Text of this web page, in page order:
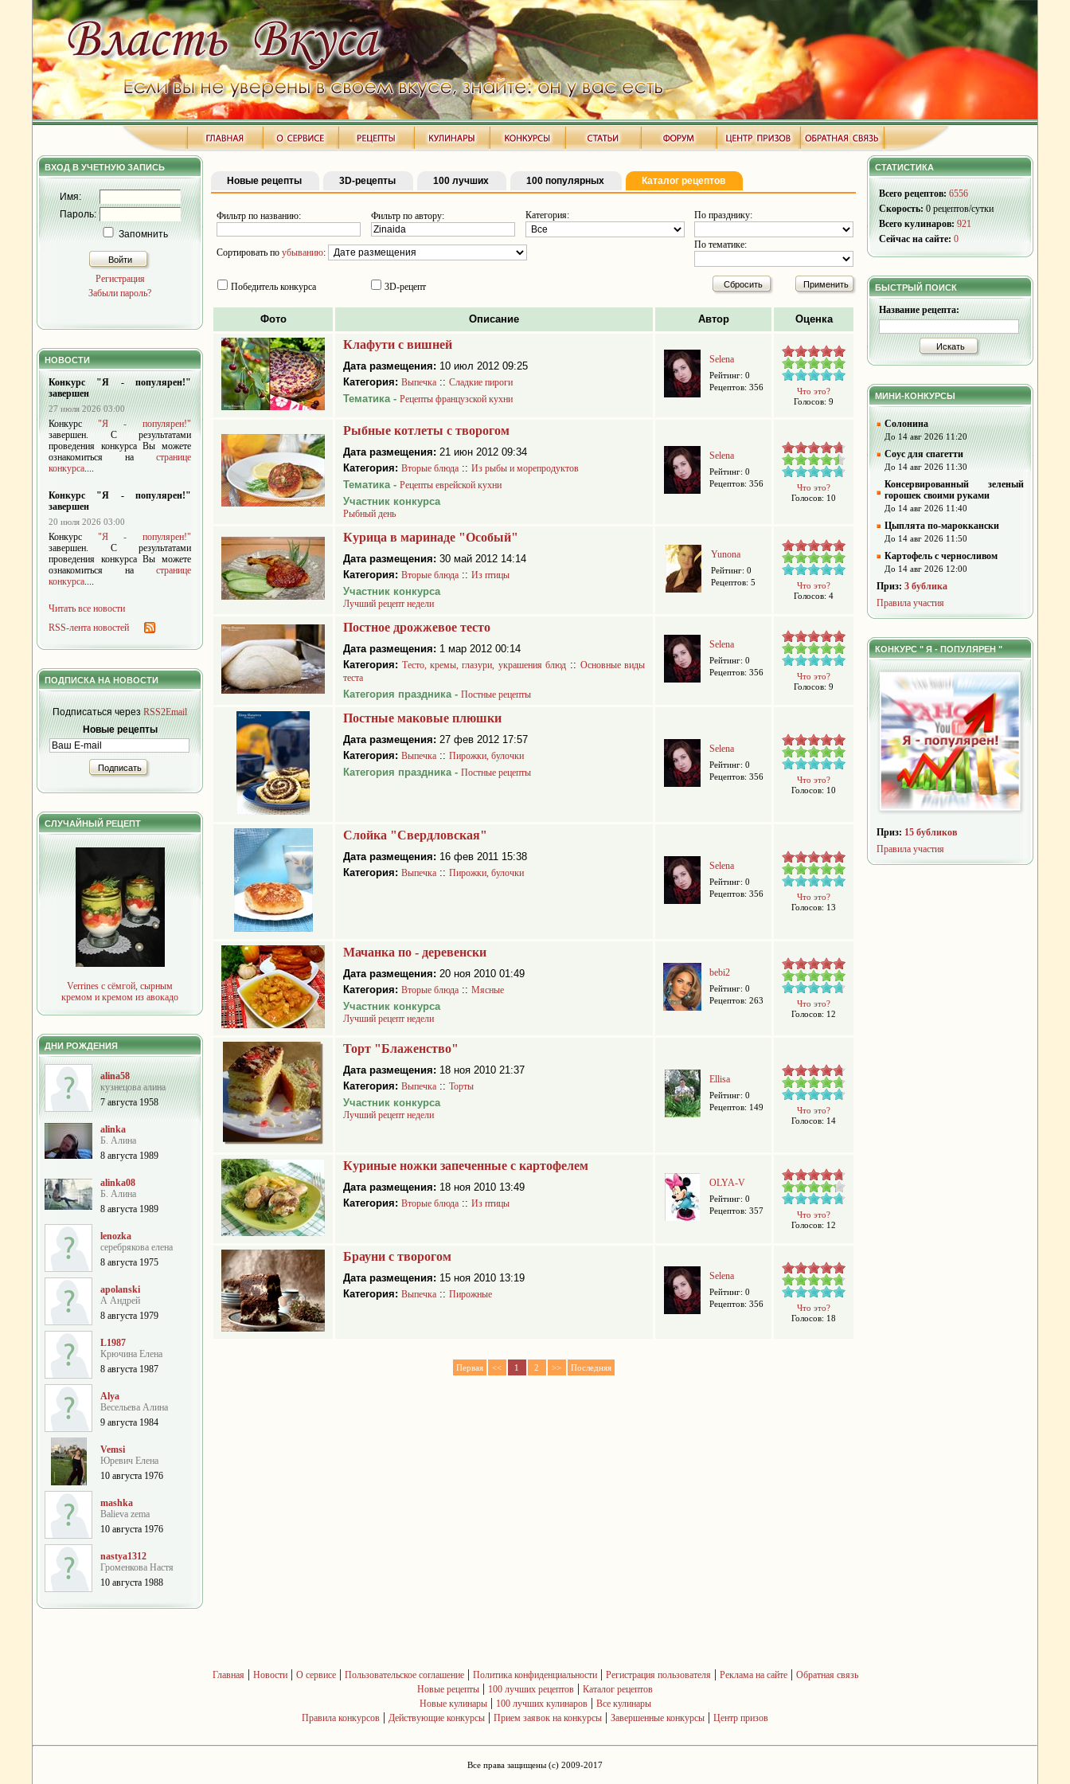
ВХОД В УЧЕТНУЮ ЗАПИСЬ
Имя:
Пароль:
Запомнить
Войти
Регистрация
Забыли пароль?
НОВОСТИ
Конкурс "Я - популярен!"
завершен
27 июля 2026 03:00
Конкурс"Я - популярен!"
завершен. С результатами
проведения конкурса Вы можете
ознакомиться на странице
конкурса....
Конкурс "Я - популярен!"
завершен
20 июля 2026 03:00
Конкурс "Я - популярен!"
завершен. С результатами
проведения конкурса Вы можете
ознакомиться на странице
конкурса....
Читать все новости
RSS-лента новостей
ПОДПИСКА НА НОВОСТИ
Подписаться черезRSS2Email
Новые рецепты
Подписать
СЛУЧАЙНЫЙ РЕЦЕПТ
Verrines с сёмгой, сырным
кремом и кремом из авокадо
ДНИ РОЖДЕНИЯ
alina58
кузнецова алина
7 августа 1958
alinka
Б. Алина
8 августа 1989
alinka08
Б. Алина
8 августа 1989
lenozka
серебрякова елена
8 августа 1975
apolanski
А Андрей
8 августа 1979
L1987
Крючина Елена
8 августа 1987
Alya
Весельева Алина
9 августа 1984
Vemsi
Юревич Елена
10 августа 1976
mashka
Balieva zema
10 августа 1976
nastya1312
Громенкова Настя
10 августа 1988
Новые рецепты 3D-рецепты 100 лучших 100 популярных Каталог рецептов
Фильтр по названию: Фильтр по автору: Категория: По празднику:
Сортировать по убыванию:
По тематике:
Победитель конкурса 3D-рецепт Сбросить Применить
Фото Описание Автор Оценка
Клафути с вишней
Дата размещения: 10 июл 2012 09:25
Категория: Выпечка :: Сладкие пироги
Тематика - Рецепты французской кухни
Selena
Рейтинг: 0
Рецептов: 356
Что это?
Голосов: 9
Рыбные котлеты с творогом
Дата размещения: 21 июн 2012 09:34
Категория: Вторые блюда :: Из рыбы и морепродуктов
Тематика - Рецепты еврейской кухни
Участник конкурса
Рыбный день
Selena
Рейтинг: 0
Рецептов: 356
Что это?
Голосов: 10
Курица в маринаде "Особый"
Дата размещения: 30 май 2012 14:14
Категория: Вторые блюда :: Из птицы
Участник конкурса
Лучший рецепт недели
Yunona
Рейтинг: 0
Рецептов: 5
Что это?
Голосов: 4
Постное дрожжевое тесто
Дата размещения: 1 мар 2012 00:14
Категория: Тесто, кремы, глазури, украшения блюд:: Основные виды
теста
Категория праздника - Постные рецепты
Selena
Рейтинг: 0
Рецептов: 356
Что это?
Голосов: 9
Постные маковые плюшки
Дата размещения: 27 фев 2012 17:57
Категория: Выпечка :: Пирожки, булочки
Категория праздника - Постные рецепты
Selena
Рейтинг: 0
Рецептов: 356
Что это?
Голосов: 10
Слойка "Свердловская"
Дата размещения: 16 фев 2011 15:38
Категория: Выпечка :: Пирожки, булочки
Selena
Рейтинг: 0
Рецептов: 356
Что это?
Голосов: 13
Мачанка по - деревенски
Дата размещения: 20 ноя 2010 01:49
Категория: Вторые блюда :: Мясные
Участник конкурса
Лучший рецепт недели
bebi2
Рейтинг: 0
Рецептов: 263
Что это?
Голосов: 12
Торт "Блаженство"
Дата размещения: 18 ноя 2010 21:37
Категория: Выпечка :: Торты
Участник конкурса
Лучший рецепт недели
Ellisa
Рейтинг: 0
Рецептов: 149
Что это?
Голосов: 14
Куриные ножки запеченные с картофелем
Дата размещения: 18 ноя 2010 13:49
Категория: Вторые блюда :: Из птицы
OLYA-V
Рейтинг: 0
Рецептов: 357
Что это?
Голосов: 12
Брауни с творогом
Дата размещения: 15 ноя 2010 13:19
Категория: Выпечка :: Пирожные
Selena
Рейтинг: 0
Рецептов: 356
Что это?
Голосов: 18
Первая << 1 2 >> Последняя
СТАТИСТИКА
Всего рецептов: 6556
Скорость:0 рецептов/сутки
Всего кулинаров: 921
Сейчас на сайте: 0
БЫСТРЫЙ ПОИСК
Название рецепта:
Искать
МИНИ-КОНКУРСЫ
Солонина
До 14 авг 2026 11:20
Соус для спагетти
До 14 авг 2026 11:30
Консервированный зеленый
горошек своими руками
До 14 авг 2026 11:40
Цыплята по-мароккански
До 14 авг 2026 11:50
Картофель с черносливом
До 14 авг 2026 12:00
Приз: 3 бублика
Правила участия
КОНКУРС " Я - ПОПУЛЯРЕН "
Приз: 15 бубликов
Правила участия
Главная | Новости| О сервисе| Пользовательское соглашение| Политика конфиденциальности| Регистрация пользователя | Реклама на сайте| Обратная связь
Новые рецепты | 100 лучших рецептов | Каталог рецептов
Новые кулинары| 100 лучших кулинаров| Все кулинары
Правила конкурсов | Действующие конкурсы | Прием заявок на конкурсы | Завершенные конкурсы | Центр призов
Все права защищены (c) 2009-2017